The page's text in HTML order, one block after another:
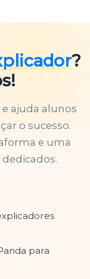
?
ajuda alunos
o sucesso.
e uma
para